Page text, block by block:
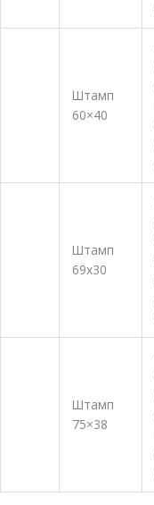
Штамп
60×40
Штамп
69х30
Штамп
75×38